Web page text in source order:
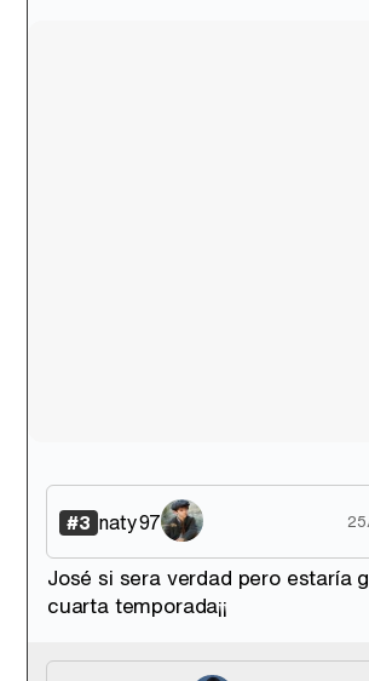
#3 naty97
José si sera verdad pero estaría
cuarta temporada¡¡